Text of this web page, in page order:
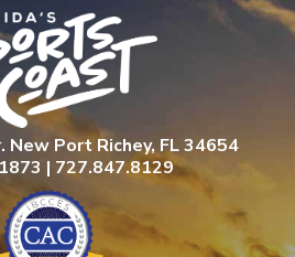
New Port Richey, FL 34654
| 727.847.8129